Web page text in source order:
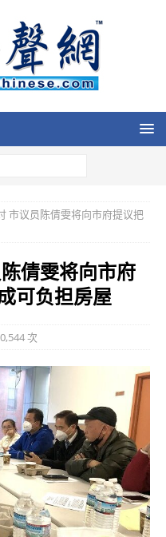
市议员陈倩雯将向市府提议把
倩雯将向市府
可负担房屋
次